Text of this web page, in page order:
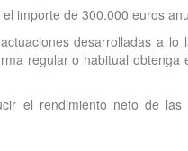
importe de 300.000 euros
desarrolladas a lo
regular o habitual obtenga
el rendimiento neto de las